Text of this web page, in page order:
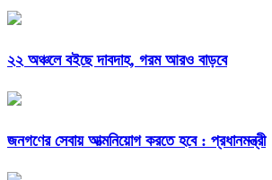
২২ অঞ্চলে বইছে দাবদাহ, গরম আরও বাড়বে
জনগণের সেবায় আত্মনিয়োগ করতে হবে : প্রধানমন্ত্রী